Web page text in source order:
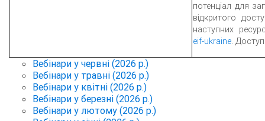
потенціал для
відкритого
наступних
eif-ukraine.
Вебінари у червні (2026 р.)
Вебінари у травні (2026 р.)
Вебінари у квітні (2026 р.)
Вебінари у березні (2026 р.)
Вебінари у лютому (2026 р.)